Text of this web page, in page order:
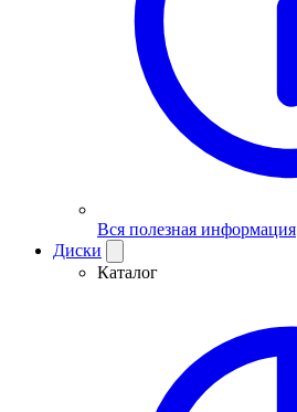
Вся полезная информация
Диски
Каталог